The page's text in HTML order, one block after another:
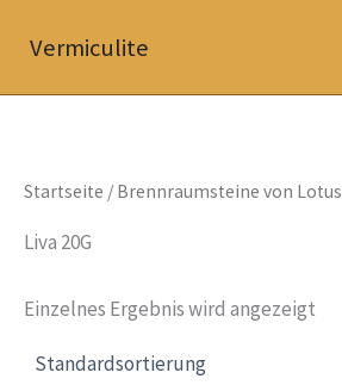
InhaltVermiculite
Startseite / Brennraumsteine von Lotus
Liva 20G
Einzelnes Ergebnis wird angezeigt